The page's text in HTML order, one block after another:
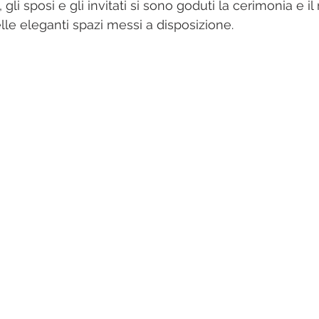
gli sposi e gli invitati si sono goduti la cerimonia e il
eleganti spazi messi a disposizione.